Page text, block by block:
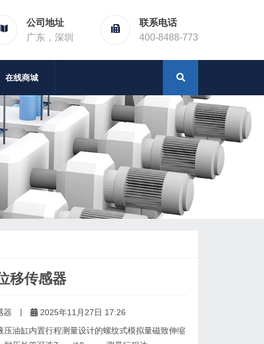
公司地址
广东，深圳
联系电话
400-8488-773
在线商城
移传感器
器 |
2025年11月27日 17:26
油缸内置行程测量设计的螺纹式模拟量磁致伸缩